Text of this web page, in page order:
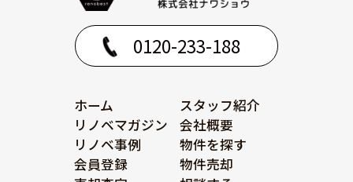
0120-233-188
ホーム
スタッフ紹介
リノベマガジン
会社概要
リノベ事例
物件を探す
会員登録
物件売却